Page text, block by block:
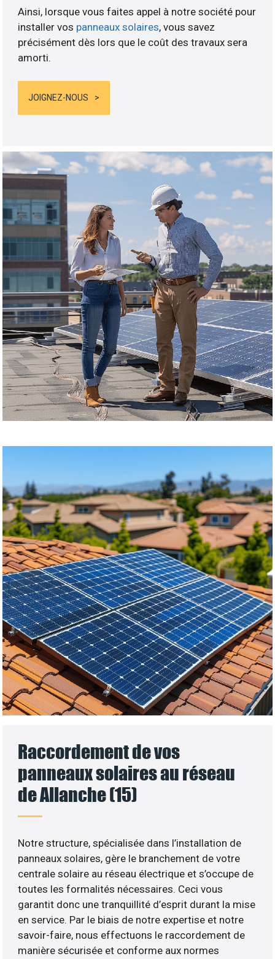
Ainsi, lorsque vous faites appel à notre société pour
installer vos panneaux solaires, vous savez
précisément dès lors que le coût des travaux sera
amorti.
JOIGNEZ-NOUS
Raccordement de vos
panneaux solaires au réseau
de Allanche (15)
Notre structure, spécialisée dans l’installation de
panneaux solaires, gère le branchement de votre
centrale solaire au réseau électrique et s’occupe de
toutes les formalités nécessaires. Ceci vous
garantit donc une tranquillité d’esprit durant la mise
en service. Par le biais de notre expertise et notre
savoir-faire, nous effectuons le raccordement de
manière sécurisée et conforme aux normes